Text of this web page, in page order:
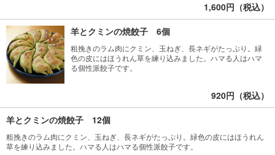
1,600円（税込）
羊とクミンの焼餃子 6個
粗挽きのラム肉にクミン、玉ねぎ、長ネギがたっぷり。緑
色の皮にはほうれん草を練り込みました。ハマる人はハマ
る個性派餃子です。
920円（税込）
羊とクミンの焼餃子 12個
粗挽きのラム肉にクミン、玉ねぎ、長ネギがたっぷり。緑色の皮にはほうれん
草を練り込みました。ハマる人はハマる個性派餃子です。